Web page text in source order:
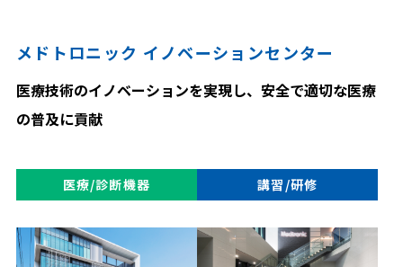
メドトロニック イノベーションセンター
医療技術のイノベーションを実現し、安全で適切な医療
の普及に貢献
医療/診断機器 講習/研修